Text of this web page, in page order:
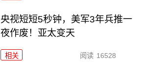
央视短短5秒钟，美军3年兵推一
夜作废！亚太变天
相关 阅读 16528